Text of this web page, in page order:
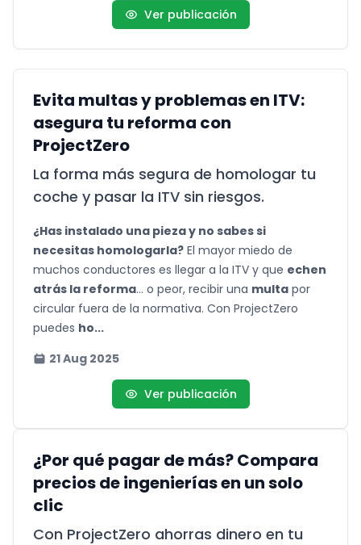
Ver publicación
Evita multas y problemas en ITV:
asegura tu reforma con
ProjectZero
La forma más segura de homologar tu
coche y pasar la ITV sin riesgos.
¿Has instalado una pieza y no sabes si
necesitas homologarla? El mayor miedo de
muchos conductores es llegar a la ITV y que echen
atrás la reforma… o peor, recibir una multa por
circular fuera de la normativa. Con ProjectZero
puedes ho...
21 Aug 2025
Ver publicación
¿Por qué pagar de más? Compara
precios de ingenierías en un solo
clic
Con ProjectZero ahorras dinero en tu